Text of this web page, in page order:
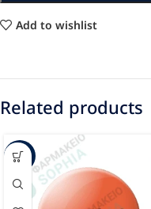
Add to wishlist
Related products
-33%